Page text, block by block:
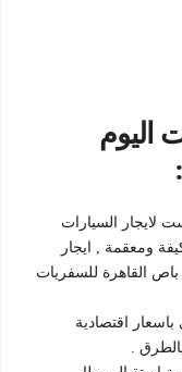
اليوم
لايجار السيارات
ومعقمة , ايجار
القاهرة للسفريات
اقتصادية
.